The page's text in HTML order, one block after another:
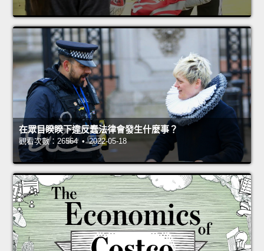
在眾目睽睽下違反蠢法律會發生什麼事？
觀看次數：26564 • 2022-05-18